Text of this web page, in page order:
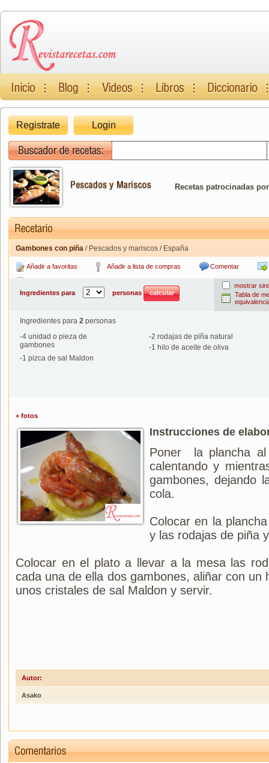
Registrate Login
Recetas patrocinadas
Gambones con piña / Pescados y mariscos / España
Añadir a favoritas Añadir a lista de compras Comentar
Ingredientes para
personas
mostrar
Tabla de
Ingredientes para 2 personas
-4 unidad o pieza de
gambones
-2 rodajas de piña natural
-1 hilo de aceite de oliva
-1 pizca de sal Maldon
+ fotos
Instrucciones de
Poner la plancha
calentando y
gambones, dejando
cola.
Colocar en la
y las rodajas de piña
Colocar en el plato a llevar a la mesa las
cada una de ella dos gambones, aliñar con un
unos cristales de sal Maldon y servir.
Autor:
Asako